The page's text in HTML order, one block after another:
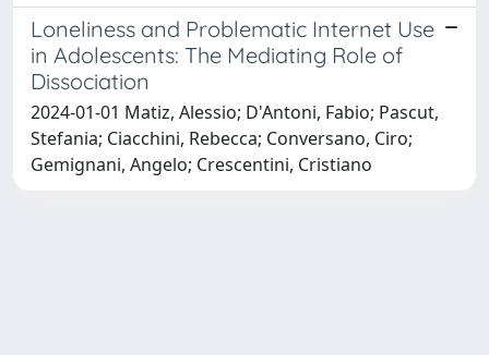
Loneliness and Problematic Internet Use
in Adolescents: The Mediating Role of
Dissociation
2024-01-01 Matiz, Alessio; D'Antoni, Fabio; Pascut,
Stefania; Ciacchini, Rebecca; Conversano, Ciro;
Gemignani, Angelo; Crescentini, Cristiano